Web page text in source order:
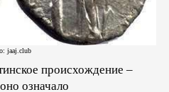
jaaj.club
происхождение –
означало